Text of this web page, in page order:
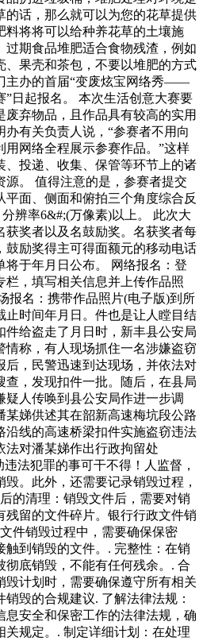
的话，那么就可以为您的花草提供
料将将可以给种养花草的土壤施
过期食品堆肥适合食物残渣，例如
、果壳和茶包，不要以堆肥的方式
主办的首届“变废炫宝网络秀——
日起报名。 本次生活创意大赛要
弃物品，且作品具有较高的实用
有关负责人说，“参赛者不用向
用网络全程展示参赛作品。”这样
、投递、收集、保管等环节上的诸
源。 值得注意的是，参赛者提交
平面、侧面和俯拍三个角度综合反
辨率6&#;(万像素)以上。 此次大
获奖者以及名鼓励奖。名获奖者每
鼓励奖得主可得面额元的移动电话
将于年月日公布。 网络报名：登
栏，填写相关信息并上传作品照
报名：携带作品照片(电子版)到所
止时间年月日。件也是让人瞠目结
件给盗走了月日时，新丰县公安局
情称，有人现场抓住一名涉嫌盗窃
后，民警迅速到达现场，并依法对
查，发现扣件一批。随后，在县局
人传唤到县公安局作进一步调
某娣供述其在韶新高速梅坑段公路
沿线的高速桥梁扣件实施盗窃违法
法对潘某娣作出行政拘留处
法犯罪的事可干不得！人监督，
。此外，还需要记录销毁过程，
的清理：销毁文件后，需要对销
残留的文件碎片。银行行政文件销
件销毁过程中，需要确保保密
到销毁的文件。. 完整性：在销
底销毁，不能有任何残余。. 合
毁计划时，需要确保遵守所有相关
毁的合规建议. 了解法律法规：
息安全和保密工作的法律法规，确
规定。. 制定详细计划：在处理